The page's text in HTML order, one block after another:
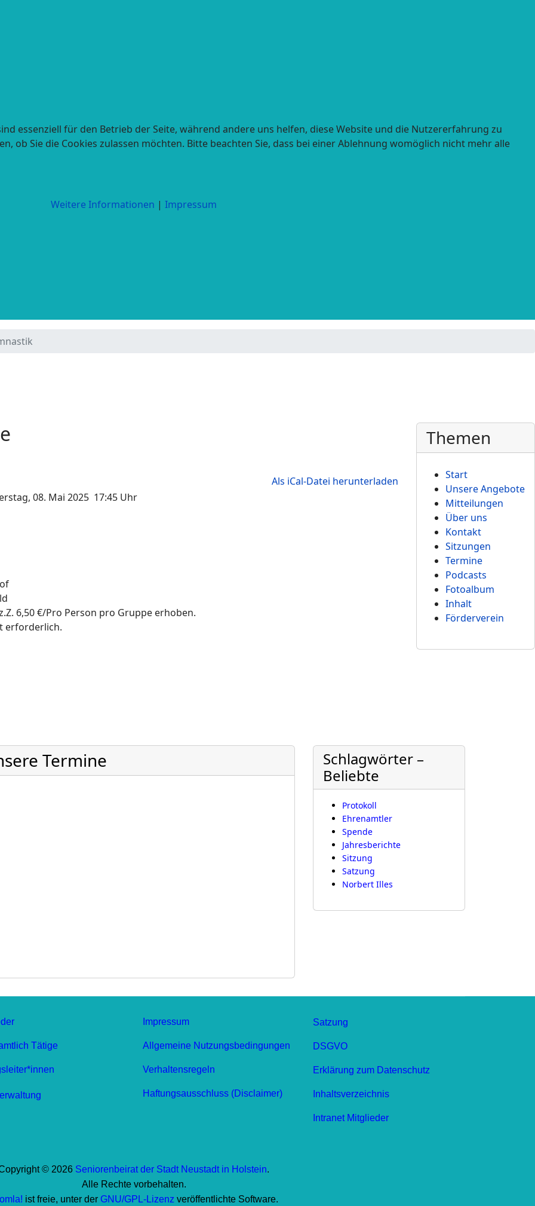
08. Mai 2025 17:45 Uhr
6,50 €/Pro Person pro Gruppe erhoben.
erforderlich.
Themen
Start
Unsere Angebote
Mitteilungen
Über uns
Kontakt
Sitzungen
Termine
Podcasts
Fotoalbum
Inhalt
Förderverein
Termine
Schlagwörter –
Beliebte
Protokoll
Ehrenamtler
Spende
Jahresberichte
Sitzung
Satzung
Norbert Illes
Tätige
Impressum
Allgemeine Nutzungsbedingungen
Verhaltensregeln
Haftungsausschluss (Disclaimer)
Satzung
DSGVO
Erklärung zum Datenschutz
Inhaltsverzeichnis
Intranet Mitglieder
© 2026 Seniorenbeirat der Stadt Neustadt in Holstein.
Alle Rechte vorbehalten.
ist freie, unter der GNU/GPL-Lizenz veröffentlichte Software.
essenziell für den Betrieb der Seite, während andere uns helfen, diese Website und die Nutzererfahrung zu
ob Sie die Cookies zulassen möchten. Bitte beachten Sie, dass bei einer Ablehnung womöglich nicht mehr alle
Weitere Informationen | Impressum